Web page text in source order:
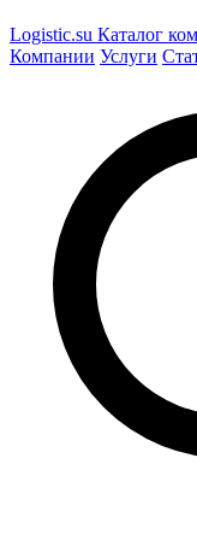
Logistic.su Каталог
Компании Услуги